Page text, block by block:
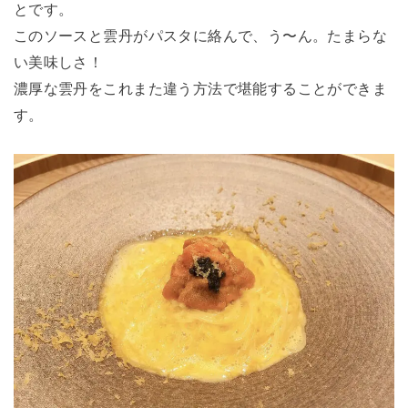
とです。
このソースと雲丹がパスタに絡んで、う〜ん。たまらな
い美味しさ！
濃厚な雲丹をこれまた違う方法で堪能することができま
す。